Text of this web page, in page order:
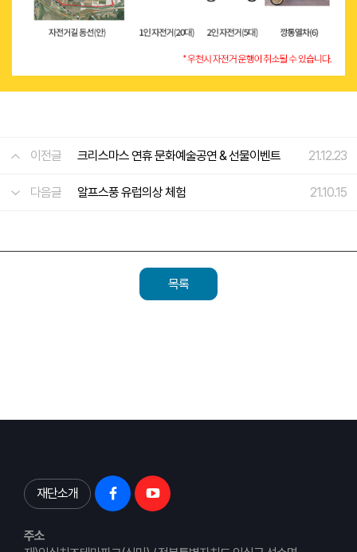
이전글 크리스마스 연휴 문화예술공연 & 선물이벤트 21.12.23
다음글 알프스풍 유럽의상 체험 21.10.15
목록
재단소개
주소